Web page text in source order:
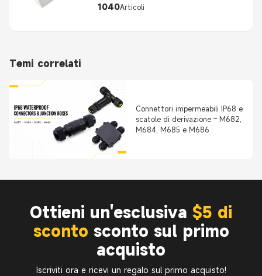
1040Articoli
Temi correlati
Connettori impermeabili IP68 e
scatole di derivazione – M682,
M684, M685 e M686
Ottieni un'esclusiva $5 di
sconto sconto sul primo
acquisto
Iscriviti ora e ricevi un regalo sul primo acquisto!